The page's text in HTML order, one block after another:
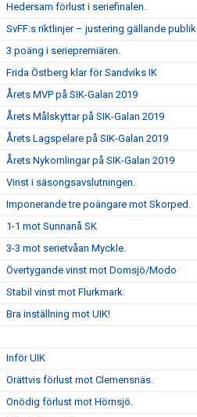
Hedersam förlust i seriefinalen.
SvFF:s riktlinjer – justering gällande publik
3 poäng i seriepremiären.
Frida Östberg klar för Sandviks IK
Årets MVP på SIK-Galan 2019
Årets Målskyttar på SIK-Galan 2019
Årets Lagspelare på SIK-Galan 2019
Årets Nykomlingar på SIK-Galan 2019
Vinst i säsongsavslutningen.
Imponerande tre poängare mot Skorped.
1-1 mot Sunnanå SK
3-3 mot serietvåan Myckle.
Övertygande vinst mot Domsjö/Modo
Stabil vinst mot Flurkmark.
Bra inställning mot UIK!
Inför UIK
Orättvis förlust mot Clemensnäs.
Onödig förlust mot Hörnsjö.